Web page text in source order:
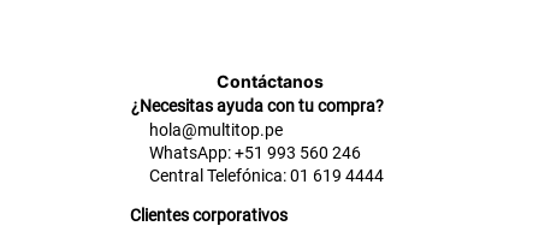
Contáctanos
¿Necesitas ayuda con tu compra?
hola@multitop.pe
WhatsApp: +51 993 560 246
Central Telefónica: 01 619 4444
Clientes corporativos